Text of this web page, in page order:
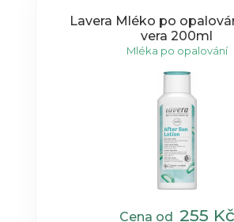
Lavera Mléko po
vera 200ml
Mléka po opalování
Cena od 255 Kč